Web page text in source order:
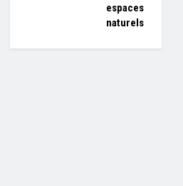
espaces
naturels